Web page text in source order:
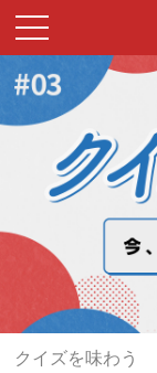
クイズを味わう